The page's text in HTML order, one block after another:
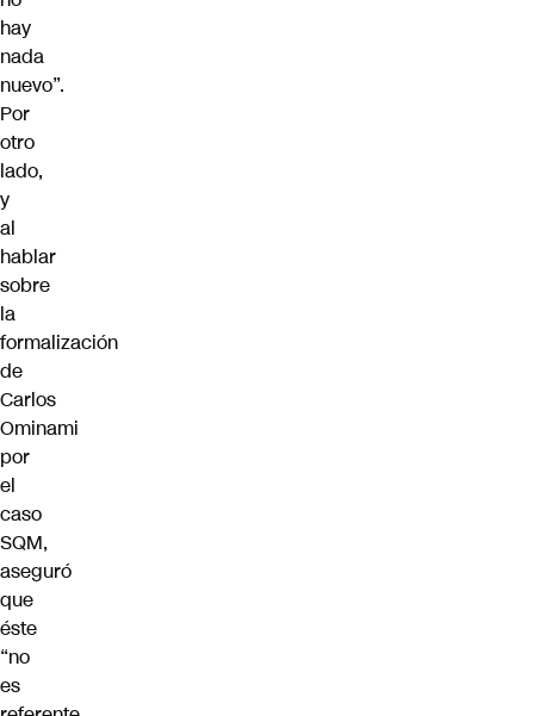
hay
nada
nuevo”.
Por
otro
lado,
y
al
hablar
sobre
la
formalización
de
Carlos
Ominami
por
el
caso
SQM,
aseguró
que
éste
“no
es